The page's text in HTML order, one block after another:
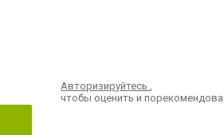
Авторизируйтесь,
чтобы оценить и